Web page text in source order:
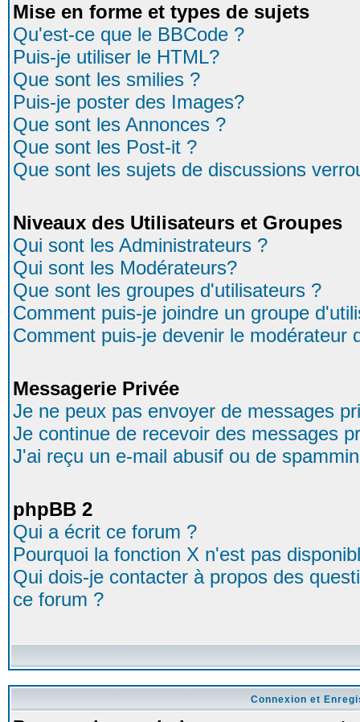
Mise en forme et types de sujets
Qu'est-ce que le BBCode ?
Puis-je utiliser le HTML?
Que sont les smilies ?
Puis-je poster des Images?
Que sont les Annonces ?
Que sont les Post-it ?
Que sont les sujets de discussions
Niveaux des Utilisateurs et Groupes
Qui sont les Administrateurs ?
Qui sont les Modérateurs?
Que sont les groupes d'utilisateurs ?
Comment puis-je joindre un groupe
Comment puis-je devenir le modérateur
Messagerie Privée
Je ne peux pas envoyer de messages
Je continue de recevoir des messages
J'ai reçu un e-mail abusif ou de
phpBB 2
Qui a écrit ce forum ?
Pourquoi la fonction X n'est pas
Qui dois-je contacter à propos des
ce forum ?
Connexion et